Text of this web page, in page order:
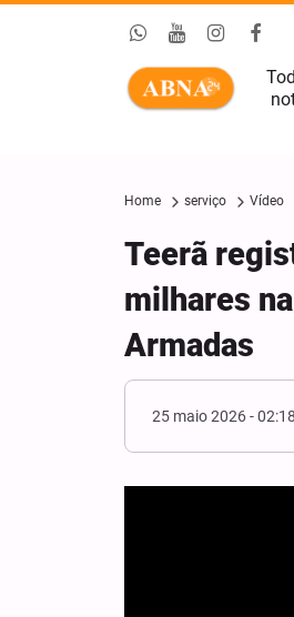
Home serviço Vídeo
Teerã
milhares
Armadas
25 maio 2026 - 02:18